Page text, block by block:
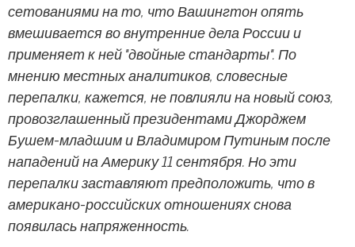
сетованиями на то, что Вашингтон опять
вмешивается во внутренние дела России и
применяет к ней "двойные стандарты". По
мнению местных аналитиков, словесные
перепалки, кажется, не повлияли на новый союз,
провозглашенный президентами Джорджем
Бушем-младшим и Владимиром Путиным после
нападений на Америку 11 сентября. Но эти
перепалки заставляют предположить, что в
американо-российских отношениях снова
появилась напряженность.